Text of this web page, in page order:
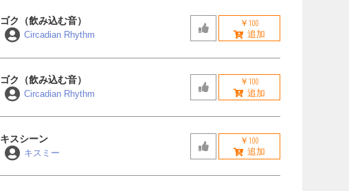
ゴク（飲み込む音）
Circadian Rhythm
￥100
ゴク（飲み込む音）
Circadian Rhythm
￥100
キスシーン
キスミー
￥100